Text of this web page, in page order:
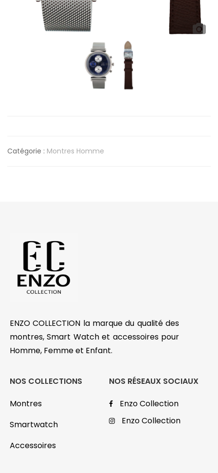
Catégorie : Montres Homme
ENZO COLLECTION la marque du qualité des
montres, Smart Watch et accessoires pour
Homme, Femme et Enfant.
NOS COLLECTIONS
Montres
Smartwatch
Accessoires
NOS RÉSEAUX SOCIAUX
Enzo Collection
Enzo Collection